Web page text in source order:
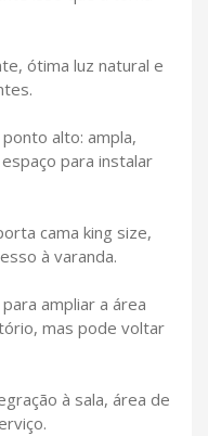
ótima luz natural e
alto: ampla,
para instalar
cama king size,
à varanda.
ampliar a área
mas pode voltar
à sala, área de